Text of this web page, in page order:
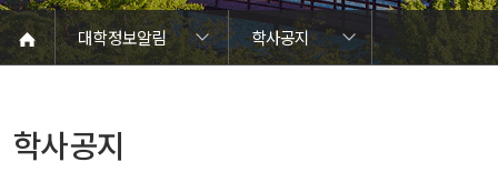
대학정보알림
학사공지
대학정보알림
정보공개
정보서비스안내
온라인민원센터
청렴행정
갑질신고센터
유실물 센터
SEOULTECH광장
대학공지사항
학사공지
장학공지
대학원공지
취업공지
대학입찰
채용정보
공모/외부행사
등록금심의위원회
코로나바이러스19 대응안내
재정위원회
학사공지